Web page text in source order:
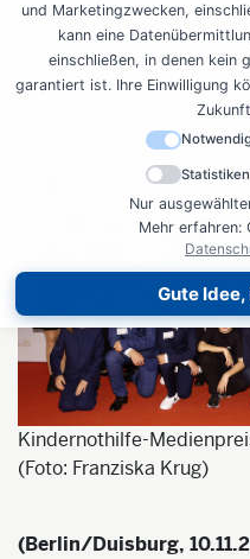
und Marketingzwecken,
kann eine
einschließen, in denen kein
garantiert ist. Ihre Einwilligung
Statistiken
Nur
Mehr erfahren:
Gute
"Ich
trifft uns
Kindernothilfe-
(Foto: Franziska Krug)
(Berlin/Duisburg,